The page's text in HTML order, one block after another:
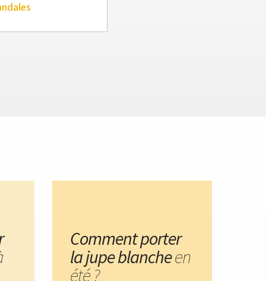
Comment porter
la jupe blancheen
été ?